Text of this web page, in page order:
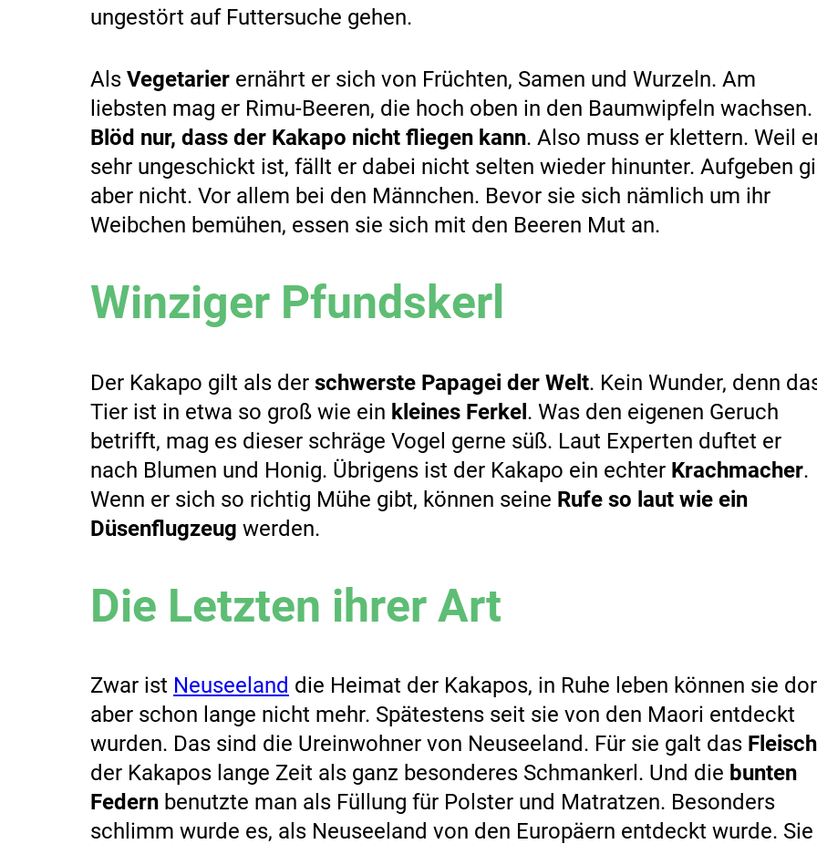
ungestört auf Futtersuche gehen.
Als Vegetarier ernährt er sich von Früchten, Samen und Wurzeln. Am
liebsten mag er Rimu-Beeren, die hoch oben in den Baumwipfeln wachsen.
Blöd nur, dass der Kakapo nicht fliegen kann. Also muss er klettern. Weil
sehr ungeschickt ist, fällt er dabei nicht selten wieder hinunter. Aufgeben
aber nicht. Vor allem bei den Männchen. Bevor sie sich nämlich um ihr
Weibchen bemühen, essen sie sich mit den Beeren Mut an.
Winziger Pfundskerl
Der Kakapo gilt als der schwerste Papagei der Welt. Kein Wunder, denn
Tier ist in etwa so groß wie ein kleines Ferkel. Was den eigenen Geruch
betrifft, mag es dieser schräge Vogel gerne süß. Laut Experten duftet er
nach Blumen und Honig. Übrigens ist der Kakapo ein echter Krachmacher.
Wenn er sich so richtig Mühe gibt, können seine Rufe so laut wie ein
Düsenflugzeug werden.
Die Letzten ihrer Art
Zwar ist Neuseeland die Heimat der Kakapos, in Ruhe leben können sie
aber schon lange nicht mehr. Spätestens seit sie von den Maori entdeckt
wurden. Das sind die Ureinwohner von Neuseeland. Für sie galt das Fleisch
der Kakapos lange Zeit als ganz besonderes Schmankerl. Und die bunten
Federn benutzte man als Füllung für Polster und Matratzen. Besonders
schlimm wurde es, als Neuseeland von den Europäern entdeckt wurde. Sie